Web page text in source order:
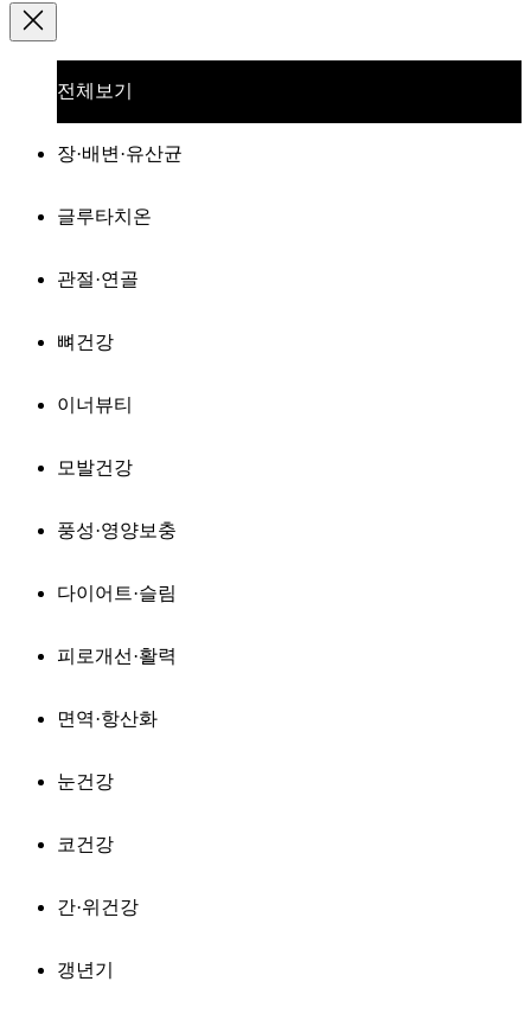
전체보기
장·배변·유산균
글루타치온
관절·연골
뼈건강
이너뷰티
모발건강
풍성·영양보충
다이어트·슬림
피로개선·활력
면역·항산화
눈건강
코건강
간·위건강
갱년기